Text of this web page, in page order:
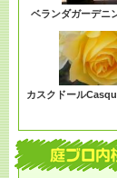
ベランダガーデニ
カスクドール